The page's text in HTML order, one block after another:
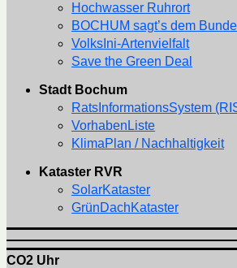
Hochwasser Ruhrort
BOCHUM sagt’s dem
VolksIni-Artenvielfalt
Save the Green Deal
Stadt Bochum
RatsInformationsSystem
VorhabenListe
KlimaPlan / Nachhaltigkeit
Kataster RVR
SolarKataster
GrünDachKataster
CO2 Uhr